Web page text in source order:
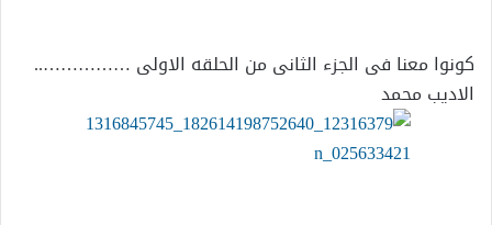
كونوا معنا فى الجزء الثانى من الحلقه الاولى ……………..
الاديب محمد